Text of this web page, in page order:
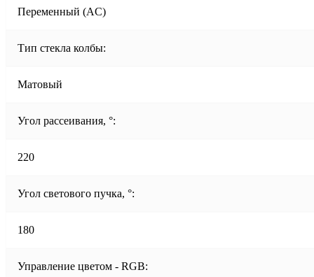
Переменный (AC)
Тип стекла колбы:
Матовый
Угол рассеивания, °:
220
Угол светового пучка, °:
180
Управление цветом - RGB: